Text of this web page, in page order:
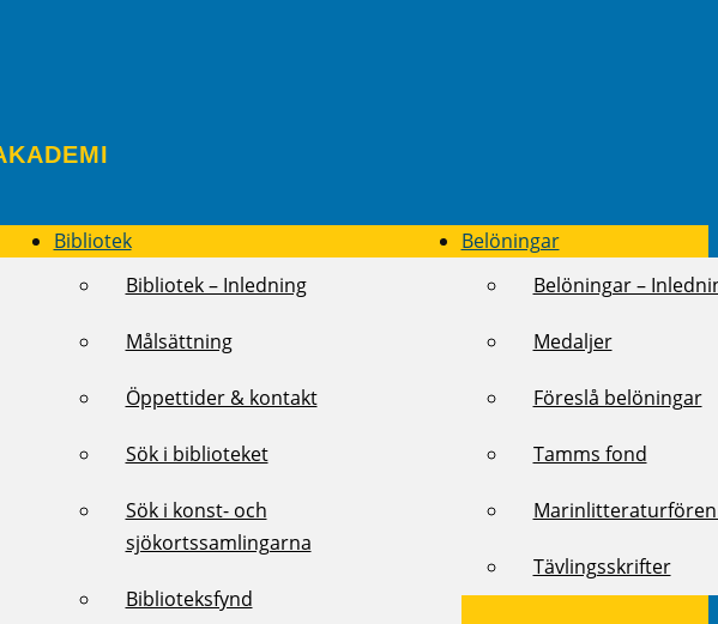
Bibliotek
Bibliotek – Inledning
Målsättning
Öppettider & kontakt
Sök i biblioteket
Sök i konst- och
sjökortssamlingarna
Biblioteksfynd
Belöningar
Belöningar –
Medaljer
Föreslå belöningar
Tamms fond
Tävlingsskrifter